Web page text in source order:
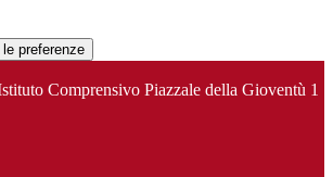
preferenze
Comprensivo Piazzale della Gioventù 1